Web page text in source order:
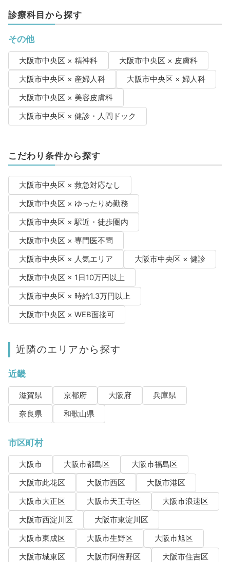
診療科目から探す
その他
大阪市中央区 × 精神科
大阪市中央区 × 皮膚科
大阪市中央区 × 産婦人科
大阪市中央区 × 婦人科
大阪市中央区 × 美容皮膚科
大阪市中央区 × 健診・人間ドック
こだわり条件から探す
大阪市中央区 × 救急対応なし
大阪市中央区 × ゆったりめ勤務
大阪市中央区 × 駅近・徒歩圏内
大阪市中央区 × 専門医不問
大阪市中央区 × 人気エリア
大阪市中央区 × 健診
大阪市中央区 × 1日10万円以上
大阪市中央区 × 時給1.3万円以上
大阪市中央区 × WEB面接可
近隣のエリアから探す
近畿
滋賀県 京都府 大阪府
兵庫県
奈良県
和歌山県
市区町村
大阪市 大阪市都島区
大阪市福島区
大阪市此花区
大阪市西区
大阪市港区
大阪市大正区
大阪市天王寺区
大阪市浪速区
大阪市西淀川区
大阪市東淀川区
大阪市東成区
大阪市生野区
大阪市旭区
大阪市城東区
大阪市阿倍野区
大阪市住吉区